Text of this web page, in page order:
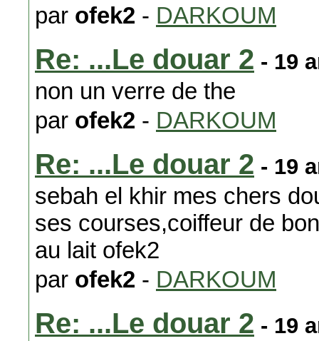
par ofek2 - DARKOUM
Re: ...Le douar 2 - 19
non un verre de the
par ofek2 - DARKOUM
Re: ...Le douar 2 - 19
sebah el khir mes chers
ses courses,coiffeur de
au lait ofek2
par ofek2 - DARKOUM
Re: ...Le douar 2 - 19